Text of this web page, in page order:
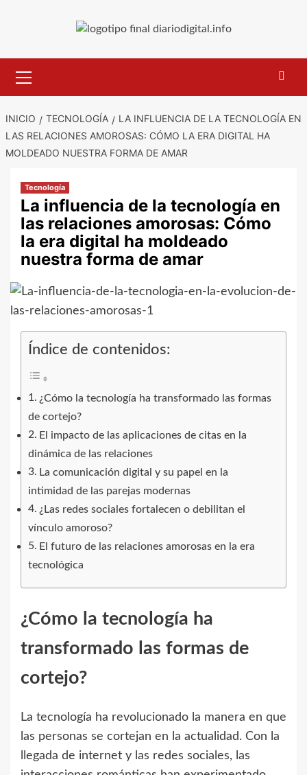
primario
INICIO TECNOLOGÍA
LA INFLUENCIA DE LA TECNOLOGÍA EN
LAS RELACIONES AMOROSAS: CÓMO LA ERA DIGITAL HA
MOLDEADO NUESTRA FORMA DE AMAR
Tecnología
La influencia de la tecnología en
las relaciones amorosas: Cómo
la era digital ha moldeado
nuestra forma de amar
Índice de contenidos:
¿Cómo la tecnología ha transformado las formas
de cortejo?
El impacto de las aplicaciones de citas en la
dinámica de las relaciones
La comunicación digital y su papel en la
intimidad de las parejas modernas
¿Las redes sociales fortalecen o debilitan el
vínculo amoroso?
El futuro de las relaciones amorosas en la era
tecnológica
¿Cómo la tecnología ha
transformado las formas de
cortejo?
La tecnología ha revolucionado la manera en que
las personas se cortejan en la actualidad. Con la
llegada de internet y las redes sociales, las